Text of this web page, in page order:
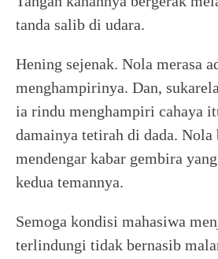
tanda salib di udara.
Hening sejenak. Nola merasa
menghampirinya. Dan,
ia rindu menghampiri cahaya
damainya tetirah di dada. Nola
mendengar kabar gembira
kedua temannya.
Semoga kondisi mahasiwa
terlindungi tidak bernasib